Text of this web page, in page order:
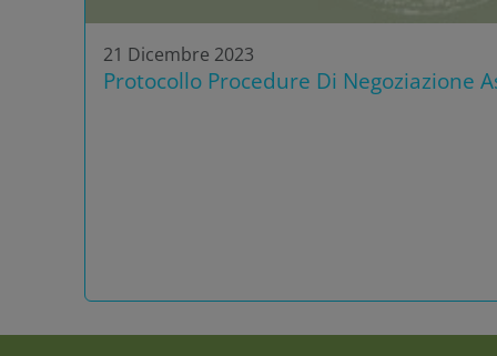
21 Dicembre 2023
Protocollo Procedure Di Negoziazione